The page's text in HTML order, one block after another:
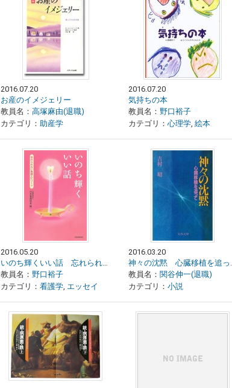
2016.07.20
お産のイメジェリー
教員名：高塚麻由(退職)
カテゴリ： 助産学
2016.07.20
気持ちの本
教員名： 野口裕子
カテゴリ： 心理学, 絵本
2016.05.20
教員名：野口裕子
カテゴリ：看護学 エッセイ
2016.03.20
教員名： 関谷伸一(退職)
カテゴリ： 小説